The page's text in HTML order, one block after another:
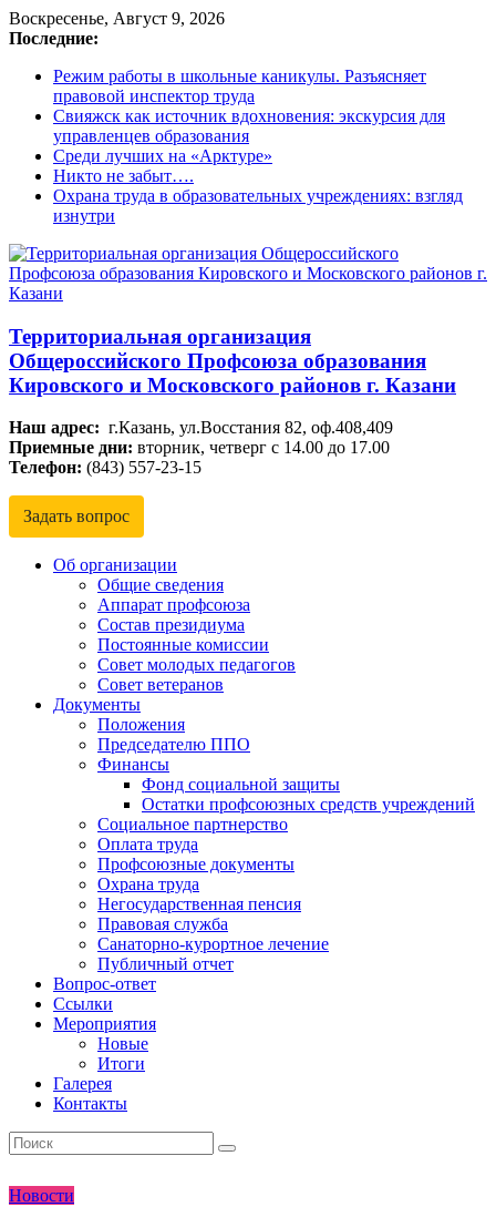
Воскресенье, Август 9, 2026
Последние:
Режим работы в школьные каникулы. Разъясняет
правовой инспектор труда
Свияжск как источник вдохновения: экскурсия для
управленцев образования
Среди лучших на «Арктуре»
Никто не забыт….
Охрана труда в образовательных учреждениях: взгляд
изнутри
Территориальная организация
Общероссийского Профсоюза образования
Кировского и Московского районов г. Казани
Наш адрес: г.Казань, ул.Восстания 82, оф.408,409
Приемные дни: вторник, четверг с 14.00 до 17.00
Телефон: (843) 557-23-15
Задать вопрос
Об организации
Общие сведения
Аппарат профсоюза
Состав президиума
Постоянные комиссии
Совет молодых педагогов
Совет ветеранов
Документы
Положения
Председателю ППО
Финансы
Фонд социальной защиты
Остатки профсоюзных средств учреждений
Социальное партнерство
Оплата труда
Профсоюзные документы
Охрана труда
Негосударственная пенсия
Правовая служба
Санаторно-курортное лечение
Публичный отчет
Вопрос-ответ
Ссылки
Мероприятия
Новые
Итоги
Галерея
Контакты
Новости